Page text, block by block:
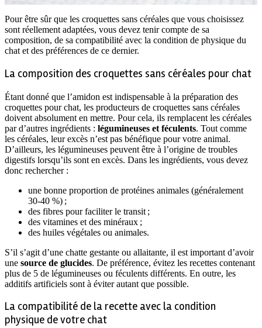
Pour être sûr que les croquettes sans céréales que vous choisissez
sont réellement adaptées, vous devez tenir compte de sa
composition, de sa compatibilité avec la condition de physique du
chat et des préférences de ce dernier.
La composition des croquettes sans céréales pour chat
Étant donné que l’amidon est indispensable à la préparation des
croquettes pour chat, les producteurs de croquettes sans céréales
doivent absolument en mettre. Pour cela, ils remplacent les céréales
par d’autres ingrédients : légumineuses et féculents. Tout comme
les céréales, leur excès n’est pas bénéfique pour votre animal.
D’ailleurs, les légumineuses peuvent être à l’origine de troubles
digestifs lorsqu’ils sont en excès. Dans les ingrédients, vous devez
donc rechercher :
une bonne proportion de protéines animales (généralement
30-40 %) ;
des fibres pour faciliter le transit ;
des vitamines et des minéraux ;
des huiles végétales ou animales.
S’il s’agit d’une chatte gestante ou allaitante, il est important d’avoir
une source de glucides. De préférence, évitez les recettes contenant
plus de 5 de légumineuses ou féculents différents. En outre, les
additifs artificiels sont à éviter autant que possible.
La compatibilité de la recette avec la condition
physique de votre chat